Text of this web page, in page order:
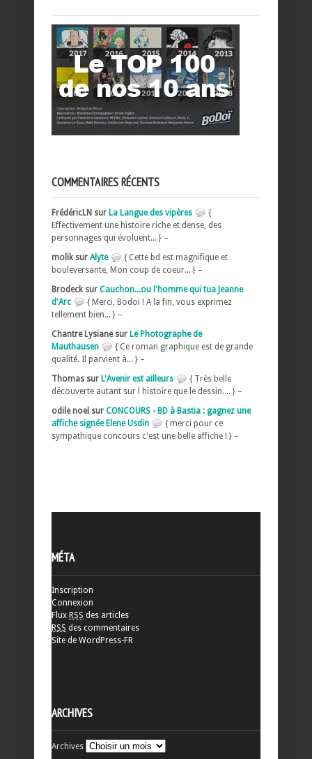
COMMENTAIRES RÉCENTS
FrédéricLN sur La Langue des vipères
{
Effectivement une histoire riche et dense, des
personnages qui évoluent... } –
molik sur Alyte
{ Cette bd est magnifique et
bouleversante, Mon coup de coeur... } –
Brodeck sur Cauchon...ou l'homme qui tua Jeanne
d'Arc
{ Merci, Bodoï ! A la fin, vous exprimez
tellement bien... } –
Chantre Lysiane sur Le Photographe de
Mauthausen
{ Ce roman graphique est de grande
qualité. Il parvient à... } –
Thomas sur L'Avenir est ailleurs
{ Très belle
découverte autant sur l histoire que le dessin.... } –
odile noel sur CONCOURS - BD à Bastia : gagnez une
affiche signée Elene Usdin
{ merci pour ce
sympathique concours c'est une belle affiche ! } –
MÉTA
Inscription
Connexion
Flux RSS des articles
RSS des commentaires
Site de WordPress-FR
ARCHIVES
Archives